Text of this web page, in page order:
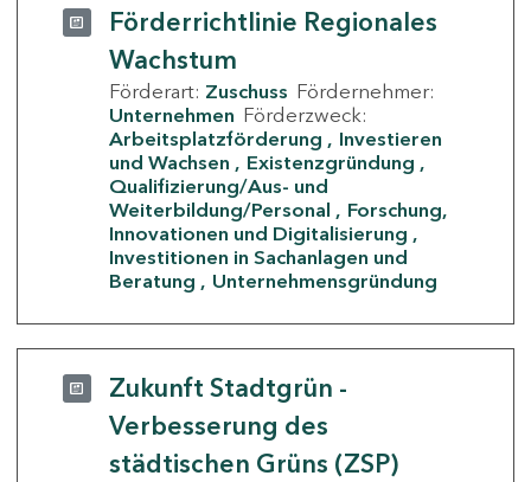
Förderrichtlinie Regionales
Wachstum
Förderart: Zuschuss Fördernehmer:
Unternehmen Förderzweck:
Arbeitsplatzförderung
Investieren
und Wachsen
Existenzgründung
Qualifizierung/Aus- und
Weiterbildung/Personal
Forschung,
Innovationen und Digitalisierung
Investitionen in Sachanlagen und
Beratung
Unternehmensgründung
Zukunft Stadtgrün -
Verbesserung des
städtischen Grüns (ZSP)